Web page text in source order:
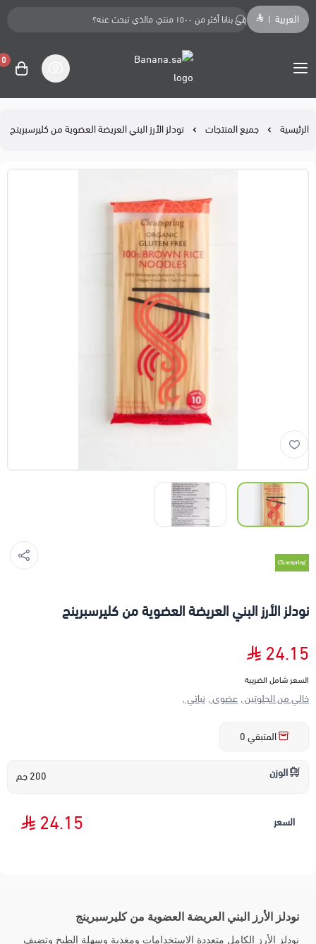
العربية
Banana.sa
0
الرئيسية جميع المنتجات نودلز الأرز البني العريضة العضوية من كليرسبرينج
نودلز الأرز البني العريضة العضوية من كليرسبرينج
24.15
السعر شامل الضريبة
خالي من الجلوتين , عضوي , نباتي ,
المتبقي0
الوزن 200 جم
السعر 24.15
نودلز الأرز البني العريضة العضوية من كليرسبرينج
نودلز الأرز الكامل متعددة الاستخدامات ومغذية وسهلة الطبخ وتضيف